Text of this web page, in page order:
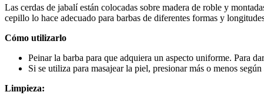
Las cerdas de jabalí están colocadas sobre madera de roble y
cepillo lo hace adecuado para barbas de diferentes formas y
Cómo utilizarlo
Peinar la barba para que adquiera un aspecto uniforme. Para
Si se utiliza para masajear la piel, presionar más o menos según
Limpieza: